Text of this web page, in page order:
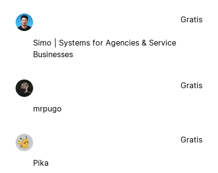
Simo | Systems for Agencies & Service
Businesses
Gratis
mrpugo
Gratis
Pika
Gratis